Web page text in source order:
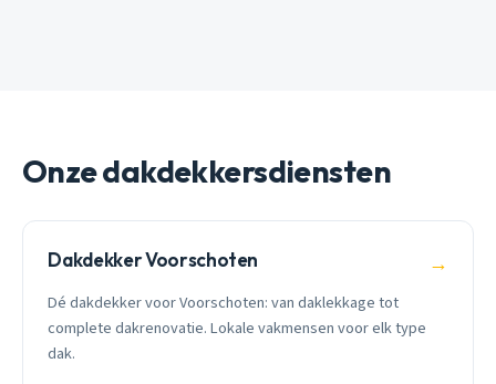
Onze dakdekkersdiensten
Dakdekker Voorschoten →
Dé dakdekker voor Voorschoten: van daklekkage tot
complete dakrenovatie. Lokale vakmensen voor elk type
dak.